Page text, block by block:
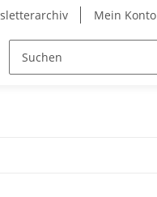
Mein Konto